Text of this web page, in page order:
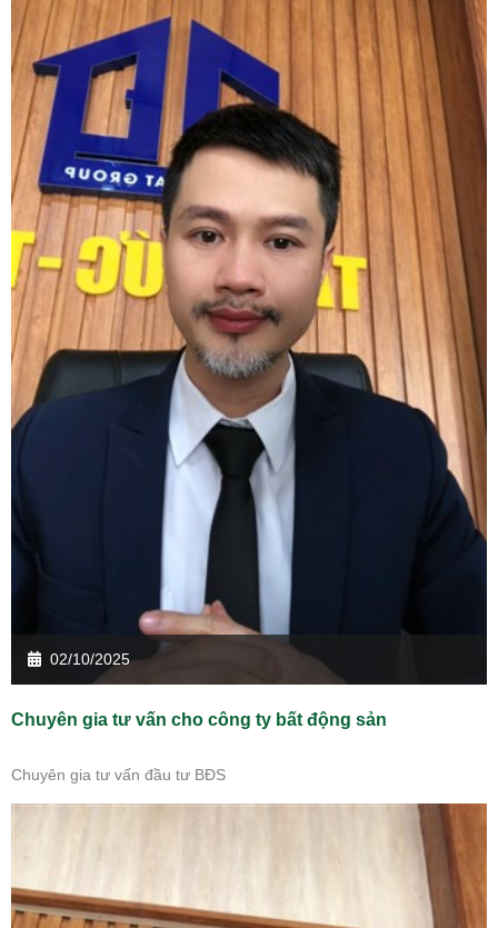
02/10/2025
Chuyên gia tư vấn cho công ty bất động sản
Chuyên gia tư vấn đầu tư BĐS